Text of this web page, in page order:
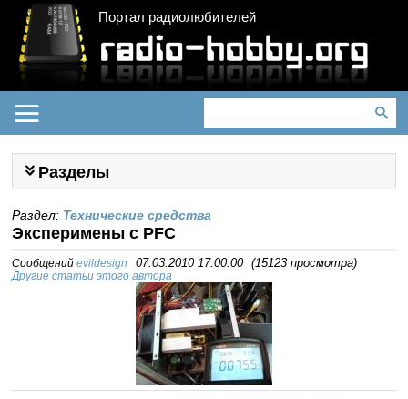
Портал радиолюбителей
Разделы
Раздел: Технические средства
Эксперимены с PFC
Сообщенийevildesign 07.03.2010 17:00:00 (15123 просмотра)
Другие статьи этого автора